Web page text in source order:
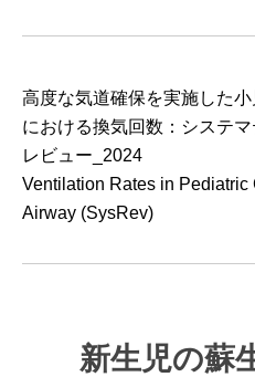
高度な気道確保を実施した
における換気回数：システマ
レビュー_2024
Ventilation Rates in Pediatric
Airway (SysRev)
新生児の蘇